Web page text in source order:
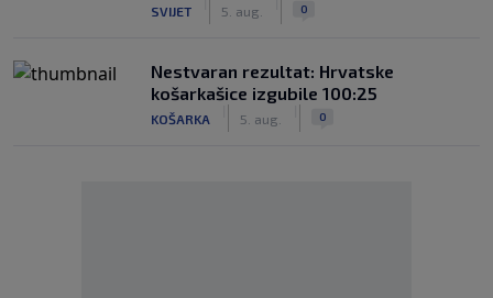
SVIJET 5. aug. 0
Nestvaran rezultat: Hrvatske
košarkašice izgubile 100:25
KOŠARKA 5. aug. 0